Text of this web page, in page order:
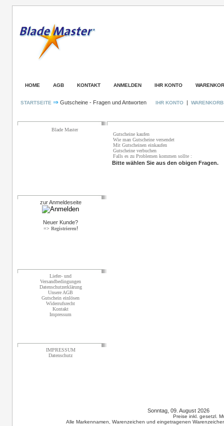
HOME AGB KONTAKT ANMELDEN IHR KONTO
STARTSEITE ⇒ Gutscheine - Fragen und Antworten IHR KONTO |
Blade Master
zur Anmeldeseite
Neuer Kunde?
=> Registrieren!
Liefer- und
Versandbedingungen
Datenschutzerklärung
Unsere AGB
Gutschein einlösen
Widerrufsrecht
Kontakt
Impressum
IMPRESSUM
Datenschutz
Gutscheine kaufen
Wie man Gutscheine versendet
Mit Gutscheinen einkaufen
Gutscheine verbuchen
Falls es zu Problemen kommen sollte :
Bitte wählen Sie aus den obigen Fragen.
Sonntag, 09. August 2026
Preise inkl. gesetzl.
Alle Markennamen, Warenzeichen und eingetragenen